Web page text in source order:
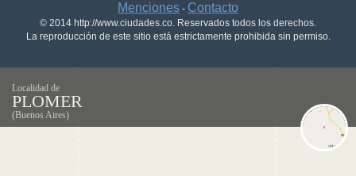
Menciones - Contacto
© 2014 http://www.ciudades.co. Reservados todos los derechos.
La reproducción de este sitio está estrictamente prohibida sin permiso.
Localidad de
PLOMER
(Buenos Aires)